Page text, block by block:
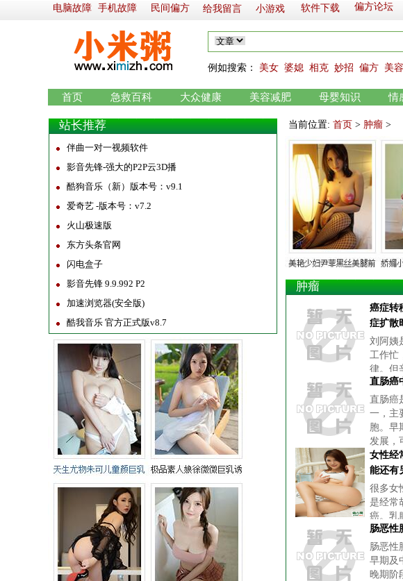
首页 急救百科 大众健康 美容减肥 母婴知识 情
软件下载
小游戏
手机故障 民间偏方 给我留言 偏方论坛
例如搜索： 美女 婆媳 相克 妙招 偏方 美容
电脑故障
站长推荐
伴曲一对一视频软件
影音先锋-强大的P2P云3D播
酷狗音乐（新）版本号：v9.1
爱奇艺 -版本号：v7.2
火山极速版
东方头条官网
闪电盒子
影音先锋 9.9.992 P2
加速浏览器(安全版)
酷我音乐 官方正式版v8.7
当前位置: 首页 > 肿瘤 >
肿瘤
癌症转
症扩散
刘阿姨
工作忙
律。但
拉扯大
三代同
自己右
为是风
直肠癌
直肠癌
一，主
胞。早
发展，
血、腹
疗对于
女性经
能还有
很多女
是经常
癌。乳
一个远
儿，我
乳腺炎
肠恶性
肠恶性
早期及
晚期阶